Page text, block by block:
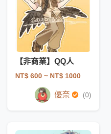
【非商業】QQ人
NT$ 600 ~ NT$ 1000
優奈 (0)